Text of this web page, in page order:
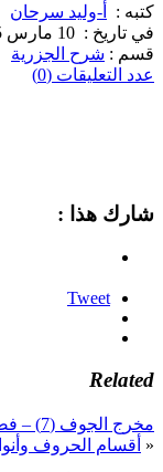
كتبه :
أ-وليد سرحان
في تاريخ : 10 مارس 2015
قسم : شرح الجزرية
عدد التعليقات (0)
شارك هذا :
Tweet
Related
مخرج الجوف (7) – فضيلة الشيخ / عماد الدين أبو النجا ” حفظه الله “
« أقسام الحروف وأنواعها (5) – فضيلة الشيخ / عماد الدين أبو